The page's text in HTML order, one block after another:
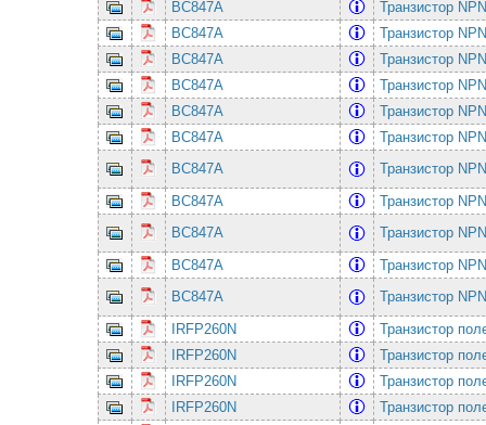
BC847A
Транзистор
BC847A
Транзистор
BC847A
Транзистор
BC847A
Транзистор
BC847A
Транзистор
BC847A
Транзистор
BC847A
Транзистор
BC847A
Транзистор
BC847A
Транзистор
BC847A
Транзистор
BC847A
Транзистор
IRFP260N
Транзистор
IRFP260N
Транзистор
IRFP260N
Транзистор
IRFP260N
Транзистор